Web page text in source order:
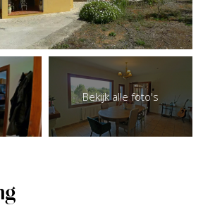
Bekijk alle foto's